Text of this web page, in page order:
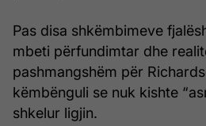
Pas disa shkëmbimeve
mbeti përfundimtar dhe
pashmangshëm për
këmbënguli se nuk kishte
shkelur ligjin.